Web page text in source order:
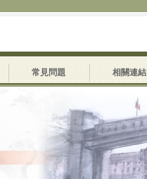
常見問題 相關連結